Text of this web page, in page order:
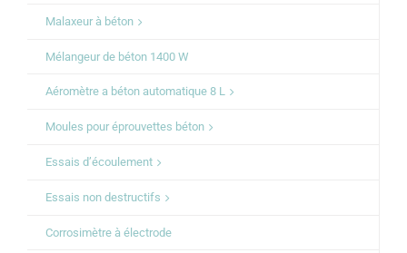
Malaxeur à béton
Mélangeur de béton 1400 W
Aéromètre a béton automatique 8 L
Moules pour éprouvettes béton
Essais d’écoulement
Essais non destructifs
Corrosimètre à électrode